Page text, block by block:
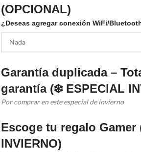
(OPCIONAL)
¿Deseas agregar conexión WiFi/
Garantía duplicada –
garantía (❄️ ESPECIAL
Por comprar en este especial de invierno
Escoge tu regalo Gamer
INVIERNO)